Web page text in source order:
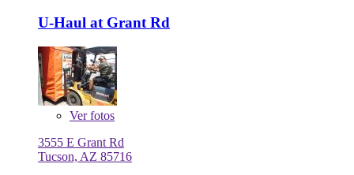
U-Haul at Grant Rd
Verfotos
3555 E Grant Rd
Tucson, AZ 85716